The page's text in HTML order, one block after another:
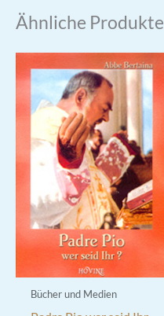
Ähnliche Produkte
Bücher und Medien